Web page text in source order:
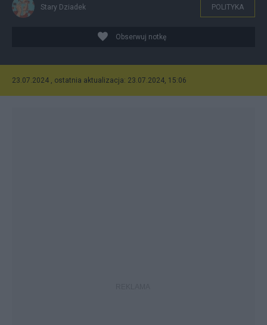
Stary Dziadek POLITYKA
Obserwuj notkę
23.07.2024 , ostatnia aktualizacja: 23.07.2024, 15:06